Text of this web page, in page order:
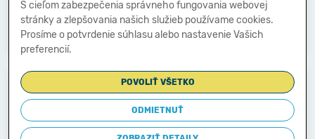
Druh vlastníctva:
Zahraničné
Dátum vzniku:
13.04.2005
Dátum zániku:
-
S cieľom zabezpečenia správneho fungovania webovej
stránky a zlepšovania našich služieb používame cookies.
Prosíme o potvrdenie súhlasu alebo nastavenie Vašich
preferencií.
POVOLIŤ VŠETKO
ODMIETNUŤ